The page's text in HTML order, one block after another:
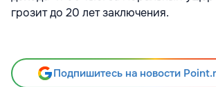
грозит до 20 лет заключения.
Подпишитесь на новости